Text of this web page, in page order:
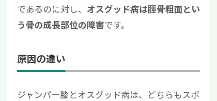
であるのに対し、 オスグッド病は脛骨粗面とい
う骨の成長部位の障害です。
原因の違い
ジャンパー膝とオスグッド病は、どちらもスポ